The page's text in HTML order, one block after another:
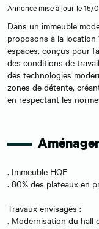
Annonce mise à jour le 15/
Dans un immeuble
proposons à la location
espaces, conçus pour
des conditions de
des technologies
zones de détente,
en respectant les
. Immeuble HQE
. 80% des plateaux en
Travaux envisagés :
. Modernisation du hall